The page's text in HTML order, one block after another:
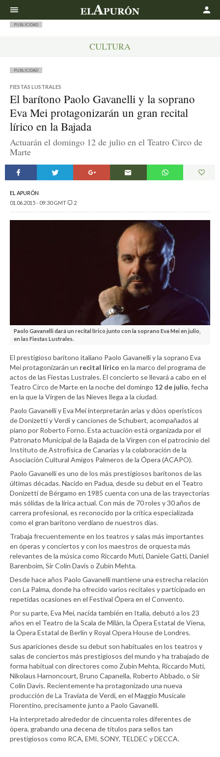
PUBLICIDAD
CULTURA
PUBLICIDAD
FIESTAS LUSTRALES
El barítono Paolo Gavanelli y la soprano
Eva Mei protagonizarán un gran recital
lírico en la Bajada
Actuarán el domingo 12 de julio en el Teatro Circo de
Marte
EL APURÓN
01.06.2015 - 09:30 GMT
2
Paolo Gavanelli dará un recital lírico junto con la soprano Eva Mei en julio,
en las Fiestas Lustrales.
El prestigioso barítono italiano Paolo Gavanelli y la soprano Eva
Mei protagonizarán un recital lírico en la marco del programa de
actos de las Fiestas Lustrales. El concierto se llevará a cabo en el
Teatro Circo de Marte en la noche del domingo 12 de julio, fecha
en la que la Virgen de las Nieves llega a la ciudad.
Paolo Gavanelli y Eva Mei interpretarán arias y dúos operísticos
de Donizetti y Verdi y canciones de Schubert, acompañados al
piano por Roberto Forno. Esta actuación está organizada por el
Patronato Municipal de la Bajada de la Virgen con el patrocinio del
Instituto de Astrofísica de Canarias y la colaboración de la
Asociación Cultural Amigos Palmeros de la Ópera (ACAPO).
Paolo Gavanelli es uno de los más prestigiosos barítonos de las
últimas décadas. Nacido en Padua, desde su debut en el Teatro
Donizetti de Bérgamo en 1985 cuenta con una de las trayectorias
más sólidas de la lírica actual. Con más de 70 roles y 30 años de
carrera profesional, es reconocido por la crítica especializada
como el gran barítono verdiano de nuestros días.
Trabaja frecuentemente en los teatros y salas más importantes
en óperas y conciertos y con los maestros de orquesta más
relevantes de la música como Riccardo Muti, Daniele Gatti, Daniel
Barenboim, Sir Colin Davis o Zubin Mehta.
Desde hace años Paolo Gavanelli mantiene una estrecha relación
con La Palma, donde ha ofrecido varios recitales y participado en
repetidas ocasiones en el Festival Ópera en el Convento.
Por su parte, Eva Mei, nacida también en Italia, debutó a los 23
años en el Teatro de la Scala de Milán, la Ópera Estatal de Viena,
la Ópera Estatal de Berlín y Royal Opera House de Londres.
Sus apariciones desde su debut son habituales en los teatros y
salas de conciertos más prestigiosos del mundo y ha trabajado de
forma habitual con directores como Zubin Mehta, Riccardo Muti,
Nikolaus Harnoncourt, Bruno Capanella, Roberto Abbado, o Sir
Colin Davis. Recientemente ha protagonizado una nueva
producción de La Traviata de Verdi, en el Maggio Musicale
Florentino, precisamente junto a Paolo Gavanelli.
Ha interpretado alrededor de cincuenta roles diferentes de
ópera, grabando una decena de títulos para sellos tan
prestigiosos como RCA, EMI, SONY, TELDEC y DECCA.